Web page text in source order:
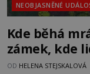
NEOBJASNĚNÉ
Kde běhá
zámek, kde
OD HELENA STEJSKALOVÁ